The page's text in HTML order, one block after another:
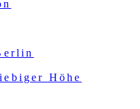
Höhe